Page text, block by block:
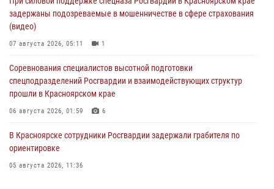
задержаны подозреваемые в мошенничестве в сфере страхования
(видео)
07 августа 2026, 05:11 1
Соревнования специалистов высотной подготовки
спецподразделений Росгвардии и взаимодействующих структур
прошли в Красноярском крае
06 августа 2026, 01:59 6
В Красноярске сотрудники Росгвардии задержали грабителя по
ориентировке
05 августа 2026, 11:36